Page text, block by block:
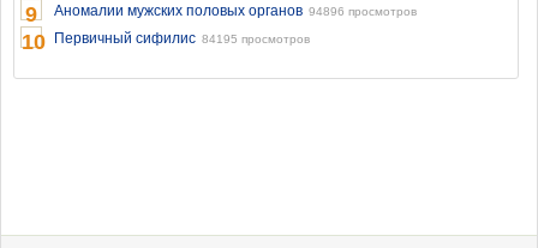
9 Аномалии мужских половых органов 94896 просмотров
10 Первичный сифилис 84195 просмотров